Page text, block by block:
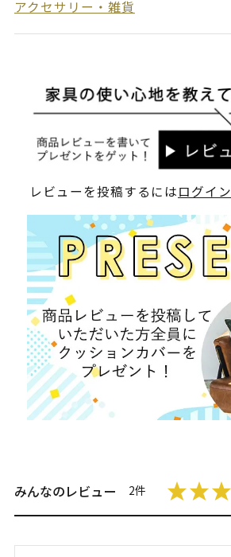
アクセサリー・雑貨
レビューを投稿するにはログイン
みんなのレビュー 2件